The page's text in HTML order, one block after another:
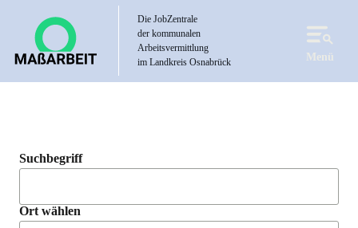
Die JobZentrale
der kommunalen
Arbeitsvermittlung
im Landkreis Osnabrück
Menü
Suchbegriff
Ort wählen